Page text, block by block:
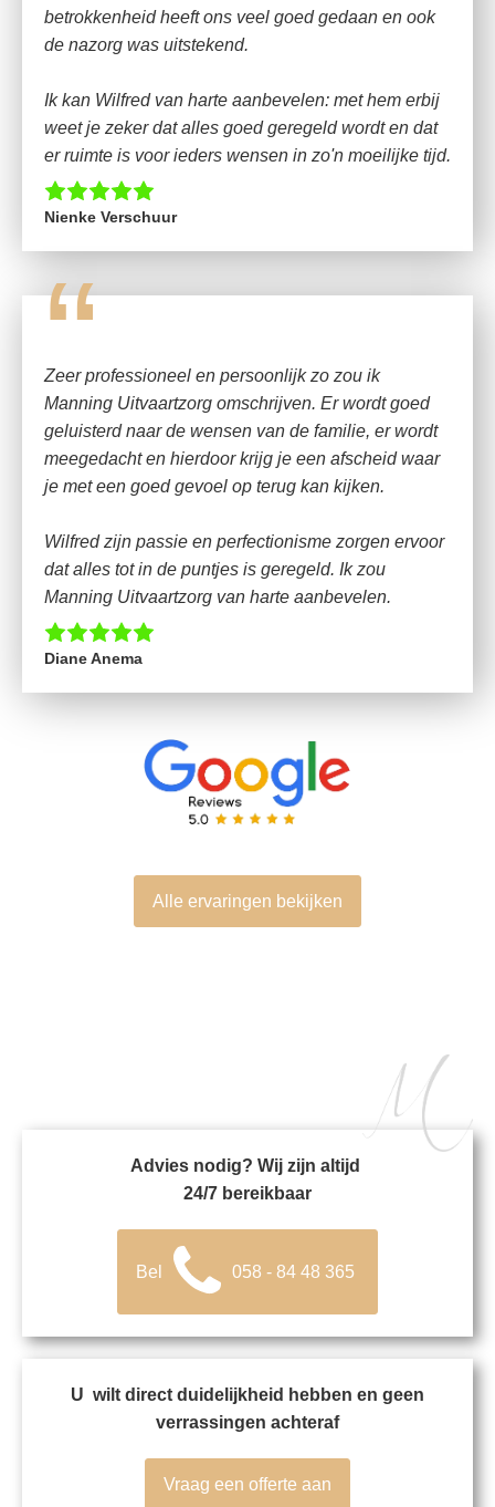
betrokkenheid heeft ons veel goed gedaan en ook
de nazorg was uitstekend.
Ik kan Wilfred van harte aanbevelen: met hem erbij
weet je zeker dat alles goed geregeld wordt en dat
er ruimte is voor ieders wensen in zo'n moeilijke tijd.
Nienke Verschuur
“
Zeer professioneel en persoonlijk zo zou ik
Manning Uitvaartzorg omschrijven. Er wordt goed
geluisterd naar de wensen van de familie, er wordt
meegedacht en hierdoor krijg je een afscheid waar
je met een goed gevoel op terug kan kijken.
Wilfred zijn passie en perfectionisme zorgen ervoor
dat alles tot in de puntjes is geregeld. Ik zou
Manning Uitvaartzorg van harte aanbevelen.
Diane Anema
Alle ervaringen bekijken
Advies nodig? Wij zijn altijd
24/7 bereikbaar
Bel 058 - 84 48 365
U wilt direct duidelijkheid hebben en geen
verrassingen achteraf
Vraag een offerte aan